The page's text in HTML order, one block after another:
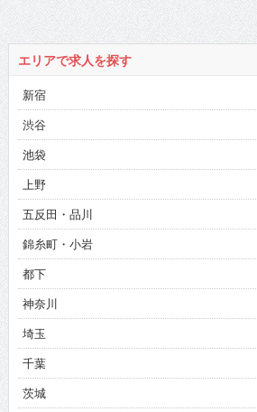
ワRPGさん3/3】
エリアで求人を探す
新宿
渋谷
池袋
上野
五反田・品川
錦糸町・小岩
都下
神奈川
埼玉
千葉
茨城